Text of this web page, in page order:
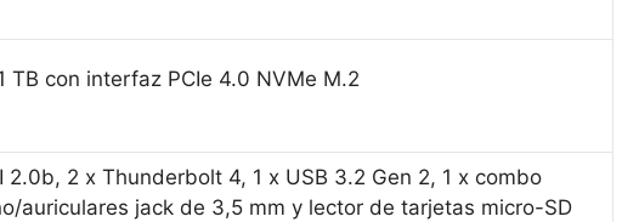
TB con interfaz PCIe 4.0 NVMe M.2
2.0b, 2 x Thunderbolt 4, 1 x USB 3.2 Gen 2, 1 x combo
auriculares jack de 3,5 mm y lector de tarjetas micro-SD